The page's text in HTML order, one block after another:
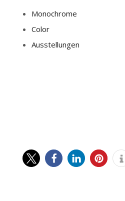
Monochrome
Color
Ausstellungen